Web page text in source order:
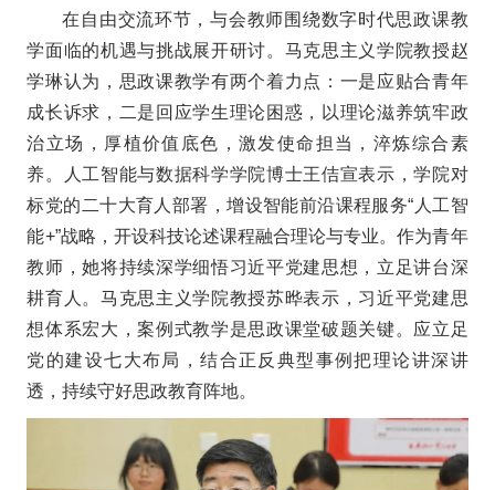
在自由交流环节，与会教师围绕数字时代思政课教
学面临的机遇与挑战展开研讨。马克思主义学院教授赵
学琳认为，思政课教学有两个着力点：一是应贴合青年
成长诉求，二是回应学生理论困惑，以理论滋养筑牢政
治立场，厚植价值底色，激发使命担当，淬炼综合素
养。人工智能与数据科学学院博士王佶宣表示，学院对
标党的二十大育人部署，增设智能前沿课程服务“人工智
能+”战略，开设科技论述课程融合理论与专业。作为青年
教师，她将持续深学细悟习近平党建思想，立足讲台深
耕育人。马克思主义学院教授苏晔表示，习近平党建思
想体系宏大，案例式教学是思政课堂破题关键。应立足
党的建设七大布局，结合正反典型事例把理论讲深讲
透，持续守好思政教育阵地。